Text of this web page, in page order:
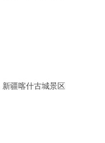
新疆喀什古城景区